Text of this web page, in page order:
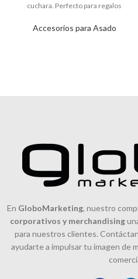
Accesorios para Asado
cuchara. Perfecto para regalos
En GloboMarketing, nuestro
corporativos y merchandising
para nuestros clientes.
ayudarte a impulsar tu imagen de